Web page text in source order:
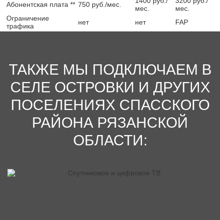
видеонаблюдения. Помимо этого live-telecom обеспечивает
круглосуточную поддержку абонентов и оперативно решает
информационные и технические проблемы.
Абонентская плата ** 750 руб./мес.
мес.
мес.
Ограничение
трафика
нет нет FAP
ТАКЖЕ МЫ ПОДКЛЮЧАЕМ В
СЕЛЕ ОСТРОВКИ И ДРУГИХ
ПОСЕЛЕНИЯХ СПАССКОГО
РАЙОНА РЯЗАНСКОЙ
ОБЛАСТИ: